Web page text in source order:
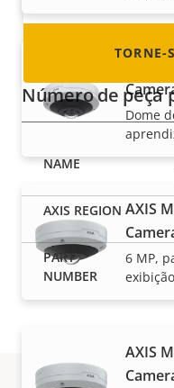
Dome
AXIS
6 MP,
AXIS
TORNE-
Número de peça